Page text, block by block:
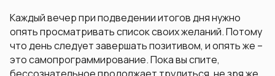
Каждый вечер при подведении итогов дня нужно
опять просматривать список своих желаний. Потому
что день следует завершать позитивом, и опять же –
это самопрограммирование. Пока вы спите,